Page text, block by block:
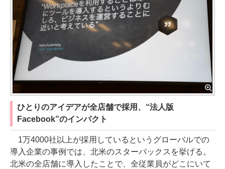
ひとりのアイデアが全店舗で採用、“法人版
Facebook”のインパクト
1万4000社以上が採用しているというグローバルでの
導入企業の事例では、北米のスターバックスを挙げる。
北米の全店舗に導入したことで、全従業員がどこにいて